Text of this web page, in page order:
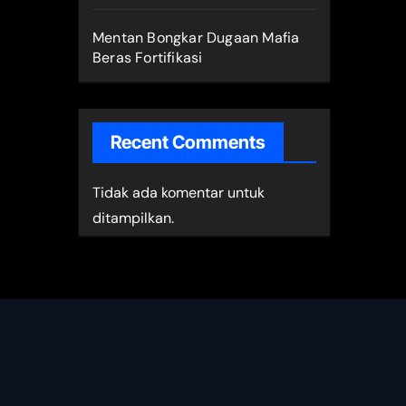
Mentan Bongkar Dugaan Mafia
Beras Fortifikasi
Recent Comments
Tidak ada komentar untuk
ditampilkan.